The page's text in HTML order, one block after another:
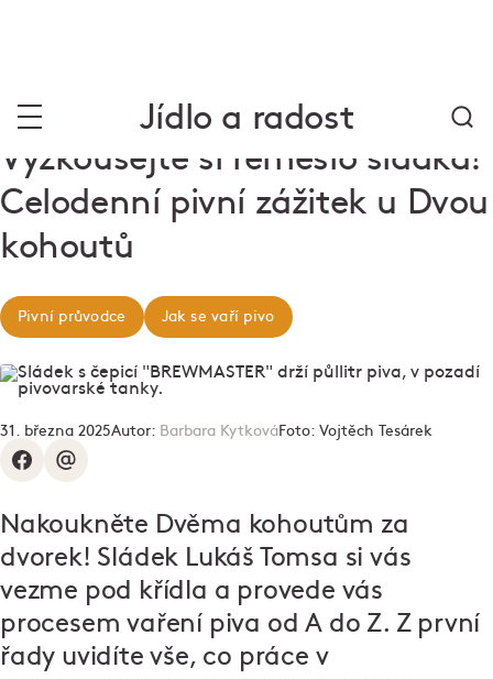
Jídlo a radost
Vyzkoušejte si řemeslo sládka!
Celodenní pivní zážitek u Dvou
kohoutů
Pivní průvodce Jak se vaří pivo
31. března 2025Autor: Barbara KytkováFoto: Vojtěch Tesárek
Nakoukněte Dvěma kohoutům za
dvorek! Sládek Lukáš Tomsa si vás
vezme pod křídla a provede vás
procesem vaření piva od A do Z. Z první
řady uvidíte vše, co práce v